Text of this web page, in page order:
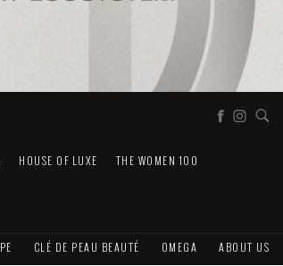
HOUSE OF LUXE THE WOMEN 100
CLÉ DE PEAU BEAUTÉ OMEGA ABOUT US